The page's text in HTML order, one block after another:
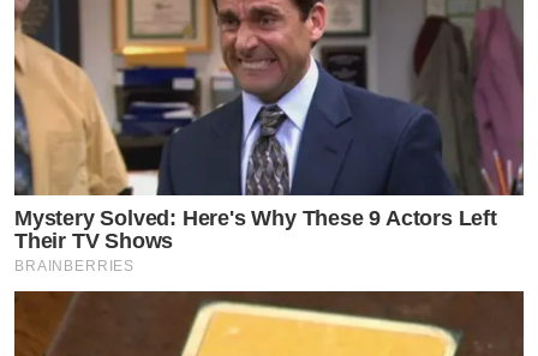
Mystery Solved: Here's Why These 9 Actors Left
Their TV Shows
BRAINBERRIES